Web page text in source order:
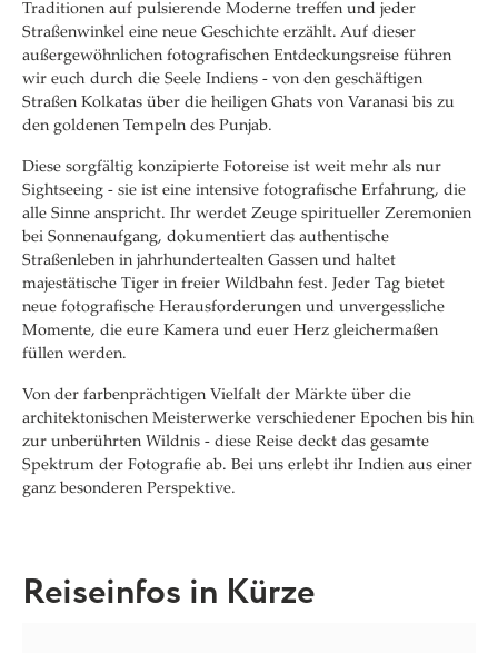
Traditionen auf pulsierende Moderne treffen und jeder
Straßenwinkel eine neue Geschichte erzählt. Auf dieser
außergewöhnlichen fotografischen Entdeckungsreise führen
wir euch durch die Seele Indiens - von den geschäftigen
Straßen Kolkatas über die heiligen Ghats von Varanasi bis zu
den goldenen Tempeln des Punjab.
Diese sorgfältig konzipierte Fotoreise ist weit mehr als nur
Sightseeing - sie ist eine intensive fotografische Erfahrung, die
alle Sinne anspricht. Ihr werdet Zeuge spiritueller Zeremonien
bei Sonnenaufgang, dokumentiert das authentische
Straßenleben in jahrhundertealten Gassen und haltet
majestätische Tiger in freier Wildbahn fest. Jeder Tag bietet
neue fotografische Herausforderungen und unvergessliche
Momente, die eure Kamera und euer Herz gleichermaßen
füllen werden.
Von der farbenprächtigen Vielfalt der Märkte über die
architektonischen Meisterwerke verschiedener Epochen bis hin
zur unberührten Wildnis - diese Reise deckt das gesamte
Spektrum der Fotografie ab. Bei uns erlebt ihr Indien aus einer
ganz besonderen Perspektive.
Reiseinfos in Kürze